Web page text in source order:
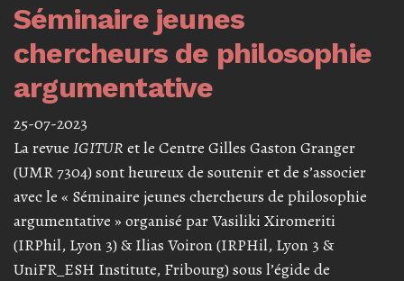
Séminaire jeunes
chercheurs de philosophie
argumentative
25-07-2023
La revue IGITUR et le Centre Gilles Gaston Granger
(UMR 7304) sont heureux de soutenir et de s’associer
avec le « Séminaire jeunes chercheurs de philosophie
argumentative » organisé par Vasiliki Xiromeriti
(IRPhil, Lyon 3) & Ilias Voiron (IRPHil, Lyon 3 &
UniFR_ESH Institute, Fribourg) sous l’égide de